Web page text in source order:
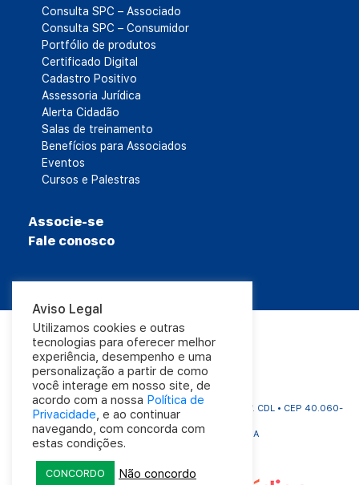
Consulta SPC – Associado
Consulta SPC – Consumidor
Portfólio de produtos
Certificado Digital
Cadastro Positivo
Assessoria Jurídica
Alerta Cidadão
Salas de treinamento
Benefícios para Associados
Eventos
Cursos e Palestras
Associe-se
Fale conosco
CDL Salvador | Rua Carlos Gomes, 1063 - Aflitos | Edf. CDL • CEP 40.060-
325
Tel.: (71) 3320-4000 • Salvador - BA
Aviso Legal
Utilizamos cookies e outras
tecnologias para oferecer melhor
experiência, desempenho e uma
personalização a partir de como
você interage em nosso site, de
acordo com a nossa Política de
Privacidade, e ao continuar
navegando, com concorda com
estas condições.
CONCORDO Não concordo